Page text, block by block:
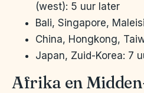
(west): 5 uur later
Bali, Singapore,
China, Hongkong,
Japan, Zuid-Korea: 7
Afrika en